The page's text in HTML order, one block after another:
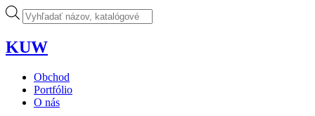
Preskočiť
Products
search
KUW
Obchod
Portfólio
O nás